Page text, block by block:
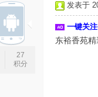
27
积分
发表于
一键关
东裕香苑